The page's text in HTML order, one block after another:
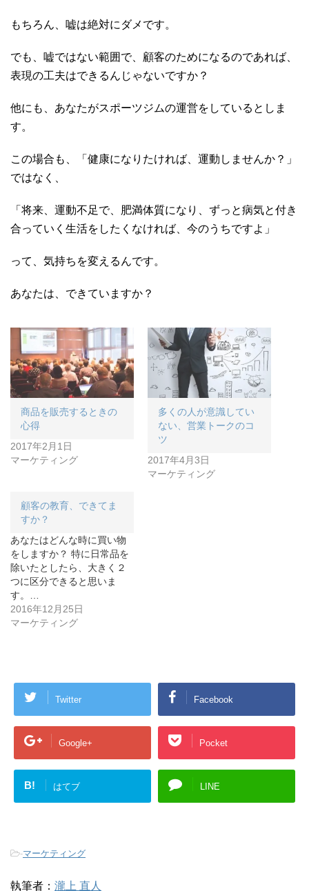
もちろん、嘘は絶対にダメです。
でも、嘘ではない範囲で、顧客のためになるのであれば、
表現の工夫はできるんじゃないですか？
他にも、あなたがスポーツジムの運営をしているとしま
す。
この場合も、「健康になりたければ、運動しませんか？」
ではなく、
「将来、運動不足で、肥満体質になり、ずっと病気と付き
合っていく生活をしたくなければ、今のうちですよ」
って、気持ちを変えるんです。
あなたは、できていますか？
商品を販売するときの
心得
2017年2月1日
マーケティング
多くの人が意識してい
ない、営業トークのコ
ツ
2017年4月3日
マーケティング
顧客の教育、できてま
すか？
あなたはどんな時に買い物
をしますか？ 特に日常品を
除いたとしたら、大きく２
つに区分できると思いま
す。…
2016年12月25日
マーケティング
Twitter Facebook
Google+ Pocket
B! はてブ LINE
-マーケティング
執筆者： 瀧上 直人